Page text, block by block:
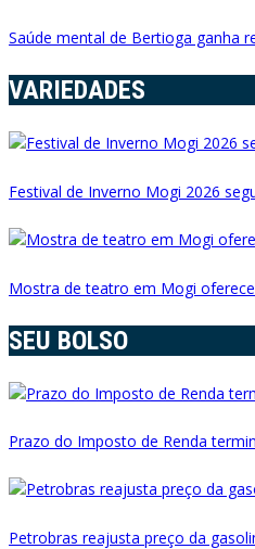
Saúde mental de Bertioga ganha
VARIEDADES
Festival de Inverno Mogi 2026
Mostra de teatro em Mogi
SEU BOLSO
Prazo do Imposto de Renda
Petrobras reajusta preço da